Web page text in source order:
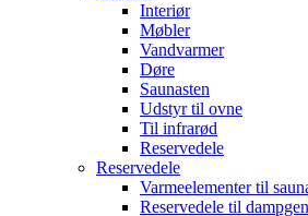
Interiør
Møbler
Vandvarmer
Døre
Saunasten
Udstyr til ovne
Til infrarød
Reservedele
Reservedele
Varmeelementer til
Reservedele til